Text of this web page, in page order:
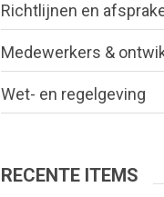
Richtlijnen en
Medewerkers &
Wet- en regelgeving
RECENTE ITEMS